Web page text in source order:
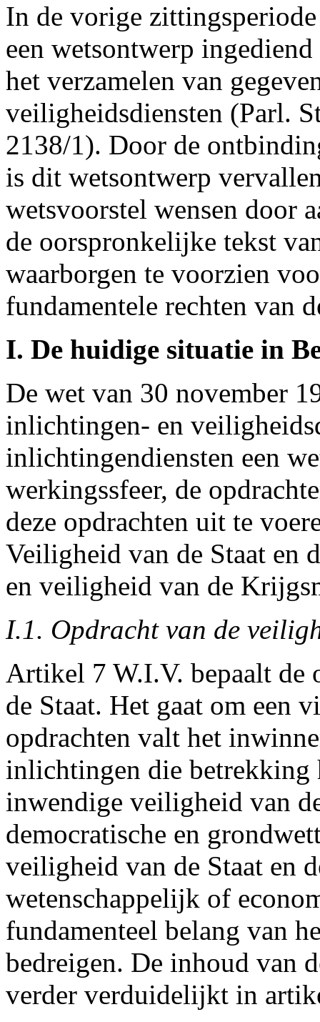
In de vorige
een wetsontwerp
het verzamelen van
veiligheidsdiensten (Parl.
2138/1). Door de
is dit wetsontwerp
wetsvoorstel wensen door
de oorspronkelijke tekst
waarborgen te voorzien
fundamentele rechten van
I. De huidige situatie in
De wet van 30 november
inlichtingen- en
inlichtingendiensten een
werkingssfeer, de
deze opdrachten uit te
Veiligheid van de Staat en
en veiligheid van de
I.1. Opdracht van de
Artikel 7 W.I.V. bepaalt de
de Staat. Het gaat om een
opdrachten valt het
inlichtingen die betrekking
inwendige veiligheid van
democratische en
veiligheid van de Staat en
wetenschappelijk of
fundamenteel belang van
bedreigen. De inhoud van
verder verduidelijkt in